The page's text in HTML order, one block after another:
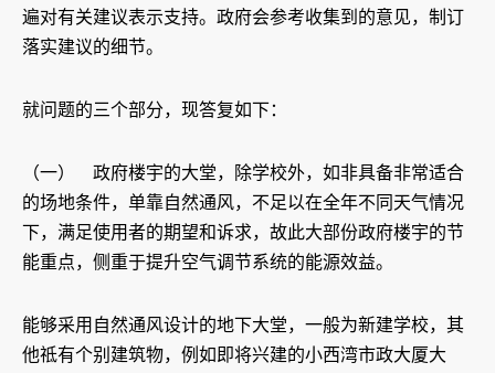
遍对有关建议表示支持。政府会参考收集到的意见，制订
落实建议的细节。
就问题的三个部分，现答复如下：
（一） 政府楼宇的大堂，除学校外，如非具备非常适合
的场地条件，单靠自然通风，不足以在全年不同天气情况
下，满足使用者的期望和诉求，故此大部份政府楼宇的节
能重点，侧重于提升空气调节系统的能源效益。
能够采用自然通风设计的地下大堂，一般为新建学校，其
他祗有个别建筑物，例如即将兴建的小西湾市政大厦大